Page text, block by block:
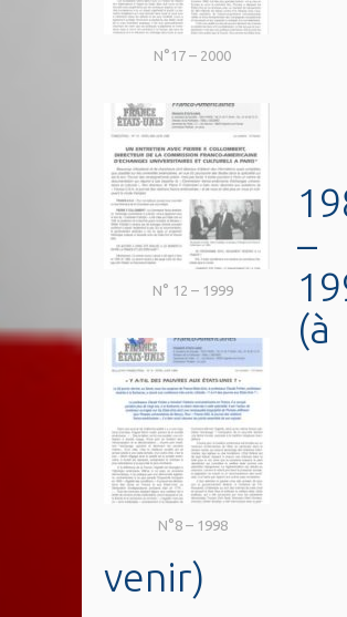
N°17 – 2000
N° 12 – 1999
N°8 – 1998
–
(à
venir)